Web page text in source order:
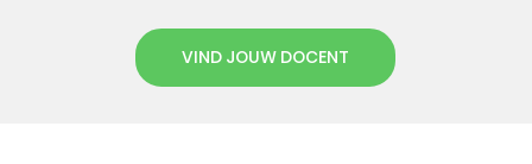
VIND JOUW DOCENT